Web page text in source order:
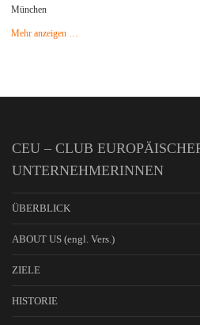
München
Mehr anzeigen …
CEU – CLUB
UNTERNEHMERINNEN
ÜBERBLICK
ABOUT US (engl. Vers.)
ZIELE
HISTORIE